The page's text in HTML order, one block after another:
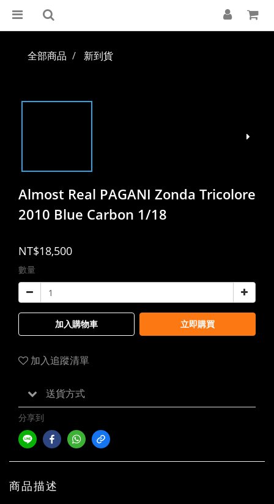
全部商品 新到貨
Almost Real PAGANI Zonda Tricolore
2010 Blue Carbon 1/18
NT$18,500
數量
加入購物車 立即購買
加入追蹤清單
送貨方式
分享到
商品描述